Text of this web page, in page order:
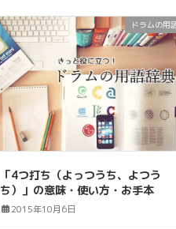
ドラムの用
「4つ打ち（よっつうち、よつう
ち）」の意味・使い方・お手本
2015年10月6日